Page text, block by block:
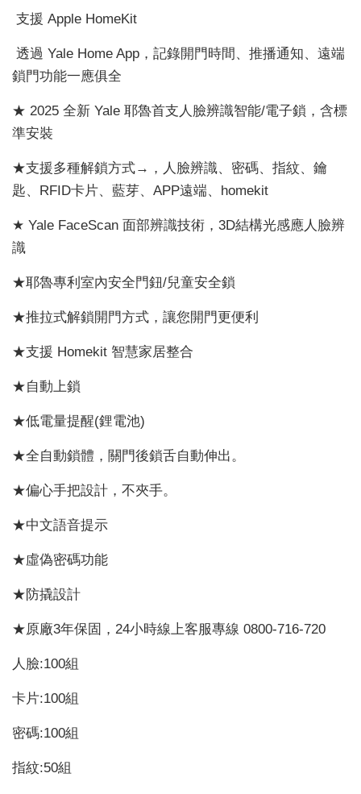
支援 Apple HomeKit
透過 Yale Home App，記錄開門時間、推播通知、遠端
鎖門功能一應俱全
★ 2025 全新 Yale 耶魯首支人臉辨識智能/電子鎖，含標
準安裝
★支援多種解鎖方式→，人臉辨識、密碼、指紋、鑰
匙、RFID卡片、藍芽、APP遠端、homekit
★ Yale FaceScan 面部辨識技術，3D結構光感應人臉辨
識
★耶魯專利室內安全門鈕/兒童安全鎖
★推拉式解鎖開門方式，讓您開門更便利
★支援 Homekit 智慧家居整合
★自動上鎖
★低電量提醒(鋰電池)
★全自動鎖體，關門後鎖舌自動伸出。
★偏心手把設計，不夾手。
★中文語音提示
★虛偽密碼功能
★防撬設計
★原廠3年保固，24小時線上客服專線 0800-716-720
人臉:100組
卡片:100組
密碼:100組
指紋:50組